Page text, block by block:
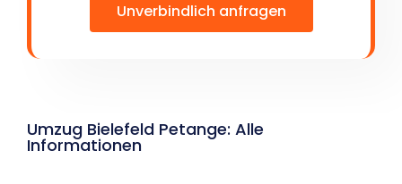
Unverbindlich anfragen
Umzug Bielefeld Petange: Alle
Informationen